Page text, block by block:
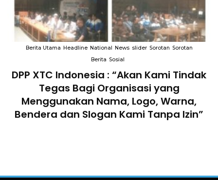
Berita Utama Headline National News slider Sorotan Sorotan
Berita Sosial
Terkait “XTC Sexy Road”, Ketua Dewan
Pendiri : “Penggunaan Nama Tersebut
Telah Melanggar Ketentuan
Perundang-undangan”